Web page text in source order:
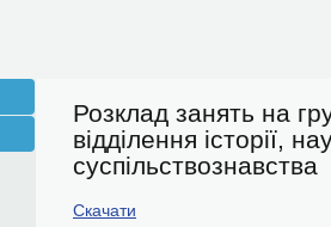
Розклад занять на
відділення історії,
суспільствознавства
Скачати